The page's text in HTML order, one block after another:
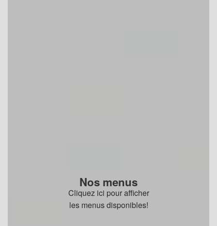
Nos menus
Cliquez ici pour afficher
les menus disponibles!